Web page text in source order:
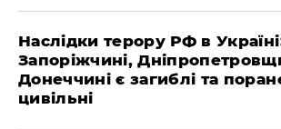
Наслідки терору РФ в
Запоріжчині,
Донеччині є загиблі та
цивільні